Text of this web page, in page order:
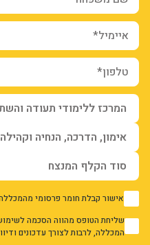
איימיל*
טלפון*
1 אישור קבלת חומר פרסומי
1
אני מאשר/ת את מדיניות הפרטיות
שליחת הטופס מהווה הסכמה
המכללה, לרבות לצורך עדכונים